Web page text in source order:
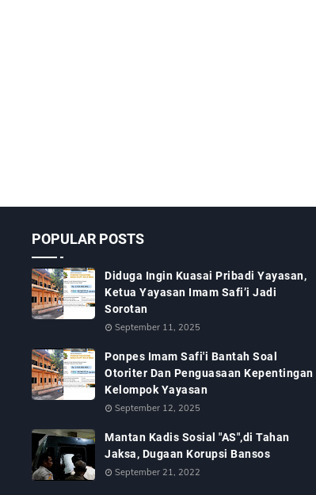
POPULAR POSTS
Diduga Ingin Kuasai Pribadi Yayasan,
Ketua Yayasan Imam Safi’i Jadi
Sorotan
September 11, 2025
Ponpes Imam Safi'i Bantah Soal
Otoriter Dan Penguasaan Kepentingan
Kelompok Yayasan
September 12, 2025
Mantan Kadis Sosial "AS",di Tahan
Jaksa, Dugaan Korupsi Bansos
September 21, 2022